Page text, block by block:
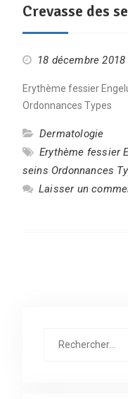
Crevasse des
18 décembre 2018
Erythème fessier
Ordonnances Types
Dermatologie
Erythème fessier
seins Ordonnances
Laisser un